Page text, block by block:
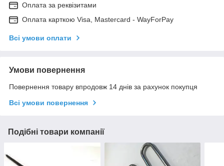
Оплата за реквізитами
Оплата карткою Visa, Mastercard - WayForPay
Всі умови оплати
Умови повернення
Повернення товару впродовж 14 днів за рахунок покупця
Всі умови повернення
Подібні товари компанії